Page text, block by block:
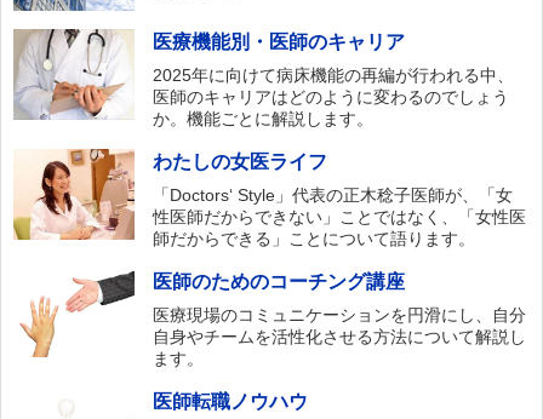
医療機能別・医師のキャリア
2025年に向けて病床機能の再編が行われる中、
医師のキャリアはどのように変わるのでしょう
か。機能ごとに解説します。
わたしの女医ライフ
「Doctors‘ Style」代表の正木稔子医師が、「女
性医師だからできない」ことではなく、「女性医
師だからできる」ことについて語ります。
医師のためのコーチング講座
医療現場のコミュニケーションを円滑にし、自分
自身やチームを活性化させる方法について解説し
ます。
医師転職ノウハウ